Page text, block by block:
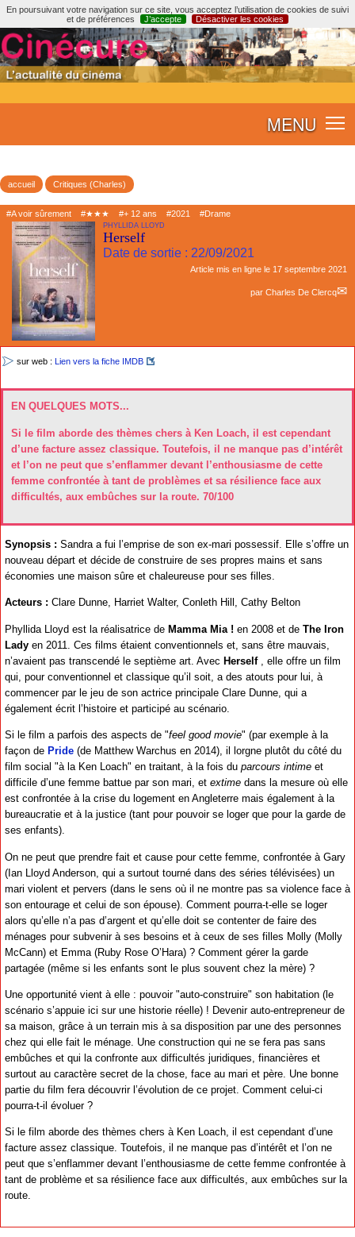
En poursuivant votre navigation sur ce site, vous acceptez l’utilisation de cookies de suivi
et de préférences
J’accepte Désactiver les cookies
MENU
accueil Critiques (Charles)
#A voir sûrement #★★★ #+ 12 ans #2021 #Drame
PHYLLIDA LLOYD
Herself
Date de sortie : 22/09/2021
Article mis en ligne le 17 septembre 2021
par Charles De Clercq
EN QUELQUES MOTS...
Si le film aborde des thèmes chers à Ken Loach, il est cependant
d’une facture assez classique. Toutefois, il ne manque pas d’intérêt
et l’on ne peut que s’enflammer devant l’enthousiasme de cette
femme confrontée à tant de problèmes et sa résilience face aux
difficultés, aux embûches sur la route. 70/100
sur web : Lien vers la fiche IMDB
Synopsis : Sandra a fui l’emprise de son ex-mari possessif. Elle s’offre un
nouveau départ et décide de construire de ses propres mains et sans
économies une maison sûre et chaleureuse pour ses filles.
Acteurs : Clare Dunne, Harriet Walter, Conleth Hill, Cathy Belton
Phyllida Lloyd est la réalisatrice de Mamma Mia ! en 2008 et de The Iron
Lady en 2011. Ces films étaient conventionnels et, sans être mauvais,
n’avaient pas transcendé le septième art. Avec Herself, elle offre un film
qui, pour conventionnel et classique qu’il soit, a des atouts pour lui, à
commencer par le jeu de son actrice principale Clare Dunne, qui a
également écrit l’histoire et participé au scénario.
Si le film a parfois des aspects de "feel good movie" (par exemple à la
façon de Pride (de Matthew Warchus en 2014), il lorgne plutôt du côté du
film social "à la Ken Loach" en traitant, à la fois du parcours intime et
difficile d’une femme battue par son mari, et extime dans la mesure où elle
est confrontée à la crise du logement en Angleterre mais également à la
bureaucratie et à la justice (tant pour pouvoir se loger que pour la garde de
ses enfants).
On ne peut que prendre fait et cause pour cette femme, confrontée à Gary
(Ian Lloyd Anderson, qui a surtout tourné dans des séries télévisées) un
mari violent et pervers (dans le sens où il ne montre pas sa violence face à
son entourage et celui de son épouse). Comment pourra-t-elle se loger
alors qu’elle n’a pas d’argent et qu’elle doit se contenter de faire des
ménages pour subvenir à ses besoins et à ceux de ses filles Molly (Molly
McCann) et Emma (Ruby Rose O’Hara) ? Comment gérer la garde
partagée (même si les enfants sont le plus souvent chez la mère) ?
Une opportunité vient à elle : pouvoir "auto-construire" son habitation (le
scénario s’appuie ici sur une historie réelle) ! Devenir auto-entrepreneur de
sa maison, grâce à un terrain mis à sa disposition par une des personnes
chez qui elle fait le ménage. Une construction qui ne se fera pas sans
embûches et qui la confronte aux difficultés juridiques, financières et
surtout au caractère secret de la chose, face au mari et père. Une bonne
partie du film fera découvrir l’évolution de ce projet. Comment celui-ci
pourra-t-il évoluer ?
Si le film aborde des thèmes chers à Ken Loach, il est cependant d’une
facture assez classique. Toutefois, il ne manque pas d’intérêt et l’on ne
peut que s’enflammer devant l’enthousiasme de cette femme confrontée à
tant de problème et sa résilience face aux difficultés, aux embûches sur la
route.